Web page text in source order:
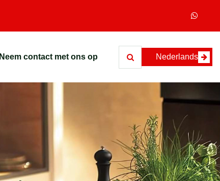
Neem contact met ons op Nederlands